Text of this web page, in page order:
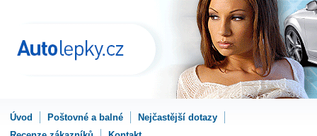
Úvod Poštovné a balné
Nejčastější dotazy